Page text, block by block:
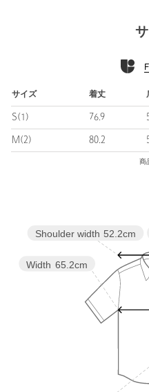
カットジャカード技法により
幾何学模様でありながら貝殻
品な素材感に仕上げています。
■コーディネート
フロントを開けて、羽織とし
ップの上からさらりと重ねる
め。
ボリュームのあるボトムスと
引き立ち、抜け感のあるスタ
伸縮：なし
ケア方法：手洗い可
＜Pheeta（フィータ）＞
2019年デビューの「繋ぐ服」
世界中の継承すべき希少な技
別な服を、価値観を共有する
手のかかる、まるで生き物の
サイズ 着丈
S(1) 76.9
M(2) 80.2
商
Width 65.2cm
Shoulder width 52.2cm